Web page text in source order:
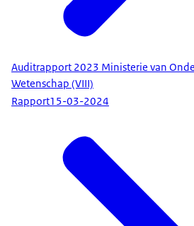
Auditrapport 2023 Ministerie van
Wetenschap (VIII)
Rapport15-03-2024